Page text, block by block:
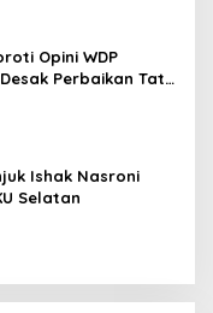
Opini WDP
Perbaikan Tata
Ishak Nasroni
Selatan